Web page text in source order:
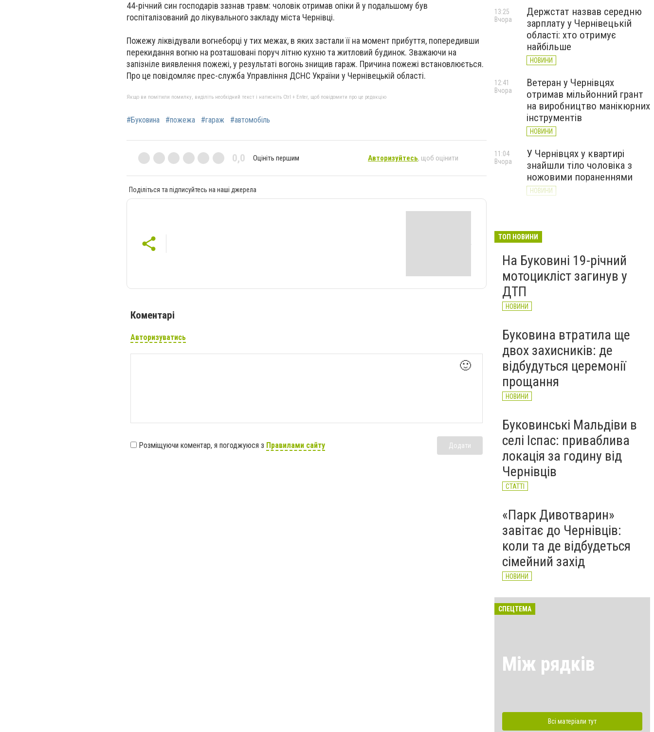
44-річний син господарів зазнав травм: чоловік отримав опіки й у подальшому був
госпіталізований до лікувального закладу міста Чернівці.
Пожежу ліквідували вогнеборці у тих межах, в яких застали її на момент прибуття, попередивши
перекидання вогню на розташовані поруч літню кухню та житловий будинок. Зважаючи на
запізніле виявлення пожежі, у результаті вогонь знищив гараж. Причина пожежі встановлюється.
Про це повідомляє прес-служба Управління ДСНС України у Чернівецькій області.
Якщо ви помітили помилку, виділіть необхідний текст і натисніть Ctrl + Enter, щоб повідомити про це редакцію
#Буковина #пожежа #гараж #автомобіль
0,0 Оцініть першим Авторизуйтесь, щоб оцінити
Поділіться та підписуйтесь на наші джерела
Коментарі
Авторизуватись
🙂
Розміщуючи коментар, я погоджуюся з Правилами сайту Додати
Держстат назвав середню
зарплату у Чернівецькій
області: хто отримує
найбільше
НОВИНИ
13:25
Вчора
Ветеран у Чернівцях
отримав мільйонний грант
на виробництво манікюрних
інструментів
НОВИНИ
12:41
Вчора
У Чернівцях у квартирі
знайшли тіло чоловіка з
ножовими пораненнями
НОВИНИ
11:04
Вчора
критичну ситуацію з водою
НОВИНИ
ТОП НОВИНИ
На Буковині 19-річний
мотоцикліст загинув у
ДТП
НОВИНИ
Буковина втратила ще
двох захисників: де
відбудуться церемонії
прощання
НОВИНИ
Буковинські Мальдіви в
селі Іспас: приваблива
локація за годину від
Чернівців
СТАТТІ
«Парк Дивотварин»
завітає до Чернівців:
коли та де відбудеться
сімейний захід
НОВИНИ
СПЕЦТЕМА
Між рядків
Всі матеріали тут